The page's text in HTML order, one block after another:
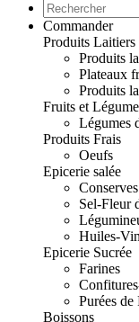
Commander
Produits Laitiers
Produits
Plateaux
Produits
Fruits et
Légumes
Produits Frais
Oeufs
Epicerie salée
Conserves
Sel-Fleur
Huiles-
Epicerie Sucrée
Farines
Purées de
Boissons